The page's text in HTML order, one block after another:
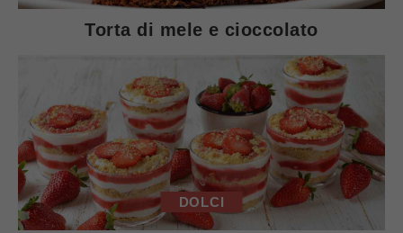
Torta di mele e cioccolato
DOLCI